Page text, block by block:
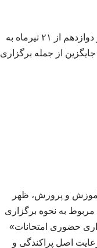
رئیس مرکز ارزشیابی و تضمین کیفیت نظام آموزش و پرورش گفت: امتحانات پایه‌های یازدهم و دوازدهم از ۲۱ تیرماه به
از جمله برگزاری
آموزش و پرورش، ظهر
مربوط به نحوه برگزاری
حضوری امتحانات»
اصل پراکندگی و